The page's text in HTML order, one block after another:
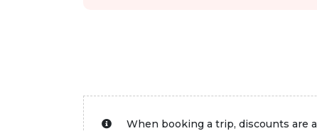
When booking a trip, discounts are